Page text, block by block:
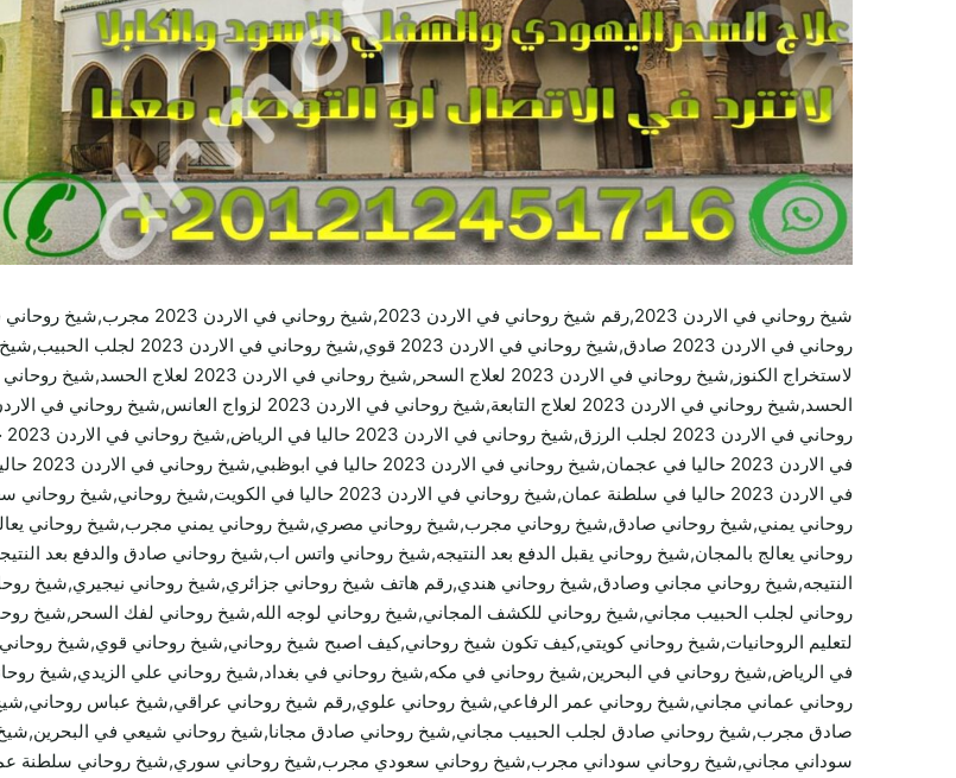
في الاردن 2023 حاليا في سلطنة عمان,شيخ روحاني في الاردن
روحاني يمني,شيخ روحاني صادق,شيخ روحاني مجرب,شيخ روحاني مصري,شيخ روحاني يمني مجرب,شيخ روحاني
روحاني يعالج بالمجان,شيخ روحاني يقبل الدفع بعد النتيجه,شيخ روحاني واتس اب,شيخ روحاني صادق والدفع بعد
النتيجه,شيخ روحاني مجاني وصادق,شيخ روحاني هندي,رقم هاتف شيخ روحاني جزائري,شيخ روحاني نيجيري,شيخ
روحاني لجلب الحبيب مجاني,شيخ روحاني للكشف المجاني,شيخ روحاني لوجه الله,شيخ روحاني لفك السحر,شيخ
لتعليم الروحانيات,شيخ روحاني كويتي,كيف تكون شيخ روحاني,كيف اصبح شيخ روحاني,شيخ روحاني قوي,شيخ
في الرياض,شيخ روحاني في البحرين,شيخ روحاني في مكه,شيخ روحاني في بغداد,شيخ روحاني علي الزيدي,شيخ
روحاني عماني مجاني,شيخ روحاني عمر الرفاعي,شيخ روحاني علوي,رقم شيخ روحاني عراقي,شيخ عباس
صادق مجرب,شيخ روحاني صادق لجلب الحبيب مجاني,شيخ روحاني صادق مجانا,شيخ روحاني شيعي في
سوداني مجاني,شيخ روحاني سوداني مجرب,شيخ روحاني سعودي مجرب,شيخ روحاني سوري,شيخ روحاني سلطنة